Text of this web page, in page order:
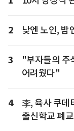
2 낮엔 노인,
3
"부자들의 주
어려웠다"
4
李, 육사 쿠데
출신학교 폐